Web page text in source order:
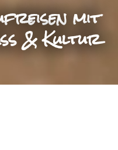
mit
& Kultur